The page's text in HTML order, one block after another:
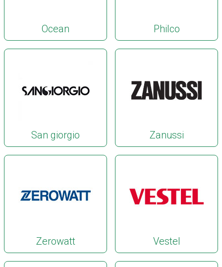
Ocean Philco
San giorgio Zanussi
Zerowatt Vestel